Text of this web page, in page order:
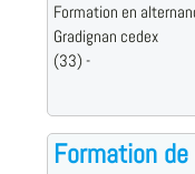
Formation en
Gradignan cedex
(33) -
Formation